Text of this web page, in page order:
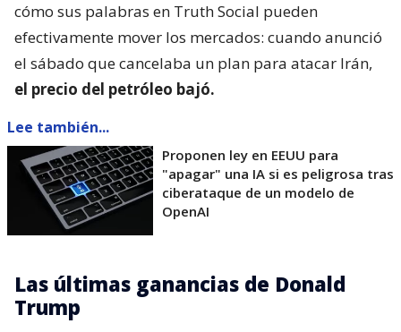
cómo sus palabras en Truth Social pueden
efectivamente mover los mercados: cuando anunció
el sábado que cancelaba un plan para atacar Irán,
el precio del petróleo bajó.
Lee también...
Proponen ley en EEUU para
"apagar" una IA si es peligrosa tras
ciberataque de un modelo de
OpenAI
Las últimas ganancias de Donald
Trump